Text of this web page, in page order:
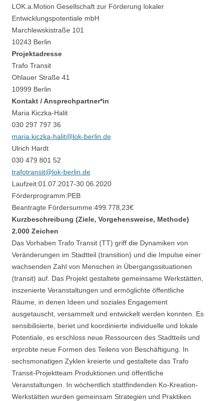
LOK.a.Motion Gesellschaft zur Förderung lokaler
Entwicklungspotentiale mbH
Marchlewskistraße 101
10243 Berlin
Projektadresse
Trafo Transit
Ohlauer Straße 41
10999 Berlin
Kontakt / Ansprechpartner*in
Maria Kiczka-Halit
030 297 797 36
maria.kiczka-halit@lok-berlin.de
Ulrich Hardt
030 479 801 52
trafotransit@lok-berlin.de
Laufzeit:01.07.2017-30.06.2020
Förderprogramm:PEB
Beantragte Fördersumme:499.778,23€
Kurzbeschreibung (Ziele, Vorgehensweise, Methode)
2.000 Zeichen
Das Vorhaben Trafo Transit (TT) griff die Dynamiken von
Veränderungen im Stadtteil (transition) und die Impulse einer
wachsenden Zahl von Menschen in Übergangssituationen
(transit) auf. Das Projekt gestaltete gemeinsame Werkstätten,
inszenierte Veranstaltungen und ermöglichte öffentliche
Räume, in denen Ideen und soziales Engagement
ausgetauscht, versammelt und entwickelt werden konnten. Es
sensibilisierte, beriet und koordinierte individuelle und lokale
Potentiale, es erschloss neue Ressourcen des Stadtteils und
erprobte neue Formen des Teilens von Beschäftigung. In
sechsmonatigen Zyklen kreierte und gestaltete das Trafo
Transit-Projektteam Produktionen und öffentliche
Veranstaltungen. In wöchentlich stattfindenden Ko-Kreation-
Werkstätten wurden gemeinsam Strategien und Praktiken